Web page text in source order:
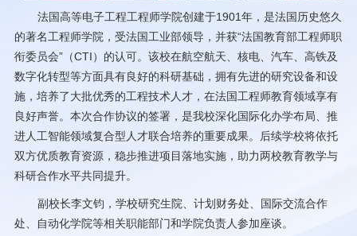
法国高等电子工程工程师学院创建于1901年，是法国历史悠久
的著名工程师学院，受法国工业部领导，并获“法国教育部工程师职
衔委员会”（CTI）的认可。该校在航空航天、核电、汽车、高铁及
数字化转型等方面具有良好的科研基础，拥有先进的研究设备和设
施，培养了大批优秀的工程技术人才，在法国工程师教育领域享有
良好声誉。本次合作协议的签署，是我校深化国际化办学布局、推
进人工智能领域复合型人才联合培养的重要成果。后续学校将依托
双方优质教育资源，稳步推进项目落地实施，助力两校教育教学与
科研合作水平共同提升。
副校长李文钧，学校研究生院、计划财务处、国际交流合作
处、自动化学院等相关职能部门和学院负责人参加座谈。